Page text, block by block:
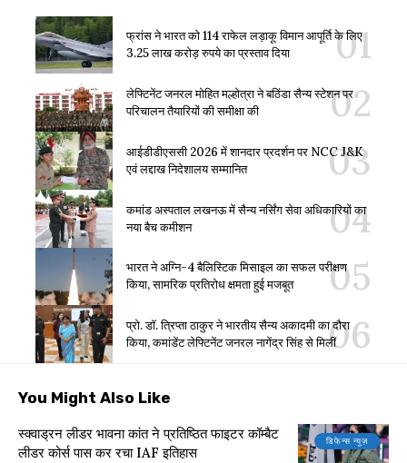
फ्रांस ने भारत को 114 राफेल लड़ाकू विमान आपूर्ति के लिए
3.25 लाख करोड़ रुपये का प्रस्ताव दिया
लेफ्टिनेंट जनरल मोहित मल्होत्रा ने बठिंडा सैन्य स्टेशन पर
परिचालन तैयारियों की समीक्षा की
आईडीडीएससी 2026 में शानदार प्रदर्शन पर NCC J&K
एवं लद्दाख निदेशालय सम्मानित
कमांड अस्पताल लखनऊ में सैन्य नर्सिंग सेवा अधिकारियों का
नया बैच कमीशन
भारत ने अग्नि-4 बैलिस्टिक मिसाइल का सफल परीक्षण
किया, सामरिक प्रतिरोध क्षमता हुई मजबूत
प्रो. डॉ. त्रिप्ता ठाकुर ने भारतीय सैन्य अकादमी का दौरा
किया, कमांडेंट लेफ्टिनेंट जनरल नागेंद्र सिंह से मिलीं
You Might Also Like
डिफेन्स न्यूज़
स्क्वाड्रन लीडर भावना कांत ने प्रतिष्ठित फाइटर कॉम्बैट
लीडर कोर्स पास कर रचा IAF इतिहास